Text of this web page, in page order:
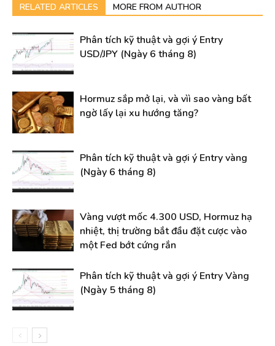
RELATED ARTICLES MORE FROM AUTHOR
Phân tích kỹ thuật và gợi ý Entry
USD/JPY (Ngày 6 tháng 8)
Hormuz sắp mở lại, và vìì sao vàng bất
ngờ lấy lại xu hướng tăng?
Phân tích kỹ thuật và gợi ý Entry vàng
(Ngày 6 tháng 8)
Vàng vượt mốc 4.300 USD, Hormuz hạ
nhiệt, thị trường bắt đầu đặt cược vào
một Fed bớt cứng rắn
Phân tích kỹ thuật và gợi ý Entry Vàng
(Ngày 5 tháng 8)